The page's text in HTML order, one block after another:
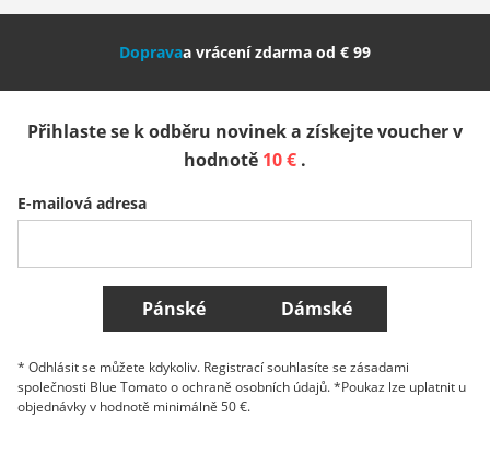
Nederland Italia (Italiano) Italien (Deutsch)
Slovenija
Belgique (Français) Danmark Norge
Všechny země
Dopravaa vrácení zdarma od € 99
Přihlaste se k odběru novinek a získejte voucher v
hodnotě 10 € .
E-mailová adresa
Pánské Dámské
* Odhlásit se můžete kdykoliv. Registrací souhlasíte se zásadami
společnosti Blue Tomato o ochraně osobních údajů. *Poukaz lze uplatnit u
objednávky v hodnotě minimálně 50 €.